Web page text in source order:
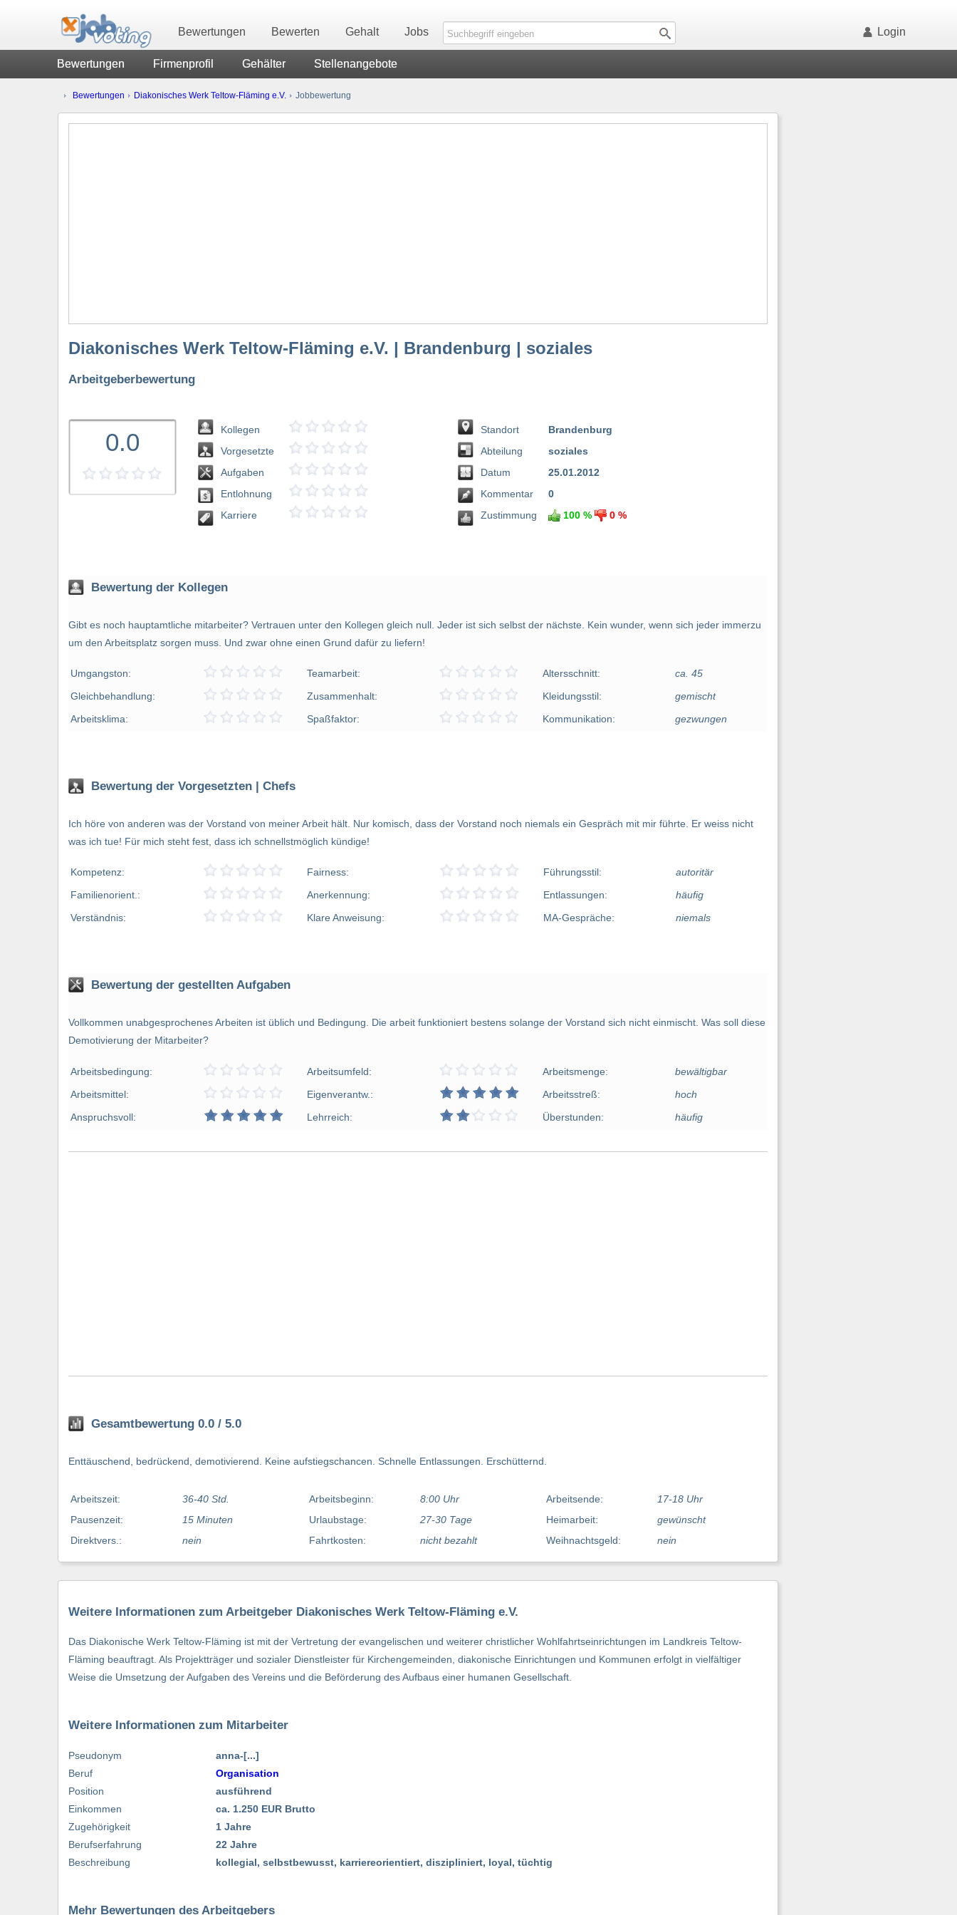
Bewertungen Bewerten Gehalt Jobs Login
Bewertungen Firmenprofil Gehälter Stellenangebote
Bewertungen Diakonisches Werk Teltow-Fläming e.V. Jobbewertung
Diakonisches Werk Teltow-Fläming e.V. | Brandenburg | soziales
Arbeitgeberbewertung
0.0
Kollegen
Vorgesetzte
Aufgaben
Entlohnung
Karriere
Standort
Abteilung
Datum
Kommentar
Zustimmung
Brandenburg
soziales
25.01.2012
0
100 %
0 %
Bewertung der Kollegen
Gibt es noch hauptamtliche mitarbeiter? Vertrauen unter den Kollegen gleich null. Jeder ist sich selbst der nächste. Kein wunder, wenn sich jeder immerzu
um den Arbeitsplatz sorgen muss. Und zwar ohne einen Grund dafür zu liefern!
Umgangston: Teamarbeit: Altersschnitt:
ca. 45
Gleichbehandlung:
Zusammenhalt: Kleidungsstil:
gemischt
Arbeitsklima:
Spaßfaktor: Kommunikation: gezwungen
Bewertung der Vorgesetzten | Chefs
Ich höre von anderen was der Vorstand von meiner Arbeit hält. Nur komisch, dass der Vorstand noch niemals ein Gespräch mit mir führte. Er weiss nicht
was ich tue! Für mich steht fest, dass ich schnellstmöglich kündige!
Kompetenz: Fairness: Führungsstil:
autoritär
Familienorient.:
Anerkennung: Entlassungen:
häufig
Verständnis:
Klare Anweisung: MA-Gespräche: niemals
Bewertung der gestellten Aufgaben
Vollkommen unabgesprochenes Arbeiten ist üblich und Bedingung. Die arbeit funktioniert bestens solange der Vorstand sich nicht einmischt. Was soll diese
Demotivierung der Mitarbeiter?
Arbeitsbedingung: Arbeitsumfeld: Arbeitsmenge:
bewältigbar
Arbeitsmittel:
Eigenverantw.: Arbeitsstreß:
hoch
Anspruchsvoll:
Lehrreich: Überstunden: häufig
Gesamtbewertung 0.0 / 5.0
Enttäuschend, bedrückend, demotivierend. Keine aufstiegschancen. Schnelle Entlassungen. Erschütternd.
Arbeitszeit: 36-40 Std. Arbeitsbeginn: 8:00 Uhr Arbeitsende:
17-18 Uhr
Pausenzeit:
15 Minuten Urlaubstage: 27-30 Tage Heimarbeit:
gewünscht
Direktvers.:
nein Fahrtkosten: nicht bezahlt Weihnachtsgeld: nein
Weitere Informationen zum Arbeitgeber Diakonisches Werk Teltow-Fläming e.V.
Das Diakonische Werk Teltow-Fläming ist mit der Vertretung der evangelischen und weiterer christlicher Wohlfahrtseinrichtungen im Landkreis Teltow-
Fläming beauftragt. Als Projektträger und sozialer Dienstleister für Kirchengemeinden, diakonische Einrichtungen und Kommunen erfolgt in vielfältiger
Weise die Umsetzung der Aufgaben des Vereins und die Beförderung des Aufbaus einer humanen Gesellschaft.
Weitere Informationen zum Mitarbeiter
Pseudonym
Beruf
Position
Einkommen
Zugehörigkeit
Berufserfahrung
Beschreibung
anna-[...]
Organisation
ausführend
ca. 1.250 EUR Brutto
1 Jahre
22 Jahre
kollegial, selbstbewusst, karriereorientiert, diszipliniert, loyal, tüchtig
Mehr Bewertungen des Arbeitgebers